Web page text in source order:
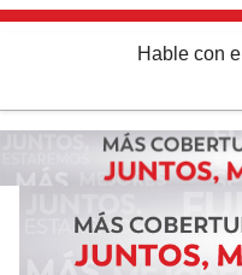
Hable con el